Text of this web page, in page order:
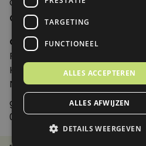
Contactgegevens
Genoeg
Postbus 595 - 3700 AN Zeist
Huis ter Heideweg 13 -
Nederland
genoeg@spabonneeservice.nl
088-1102091
TARGETING
FUNCTIONEEL
ALLES ACCEPTEREN
ALLES AFWIJZEN
DETAILS WEERGEVEN